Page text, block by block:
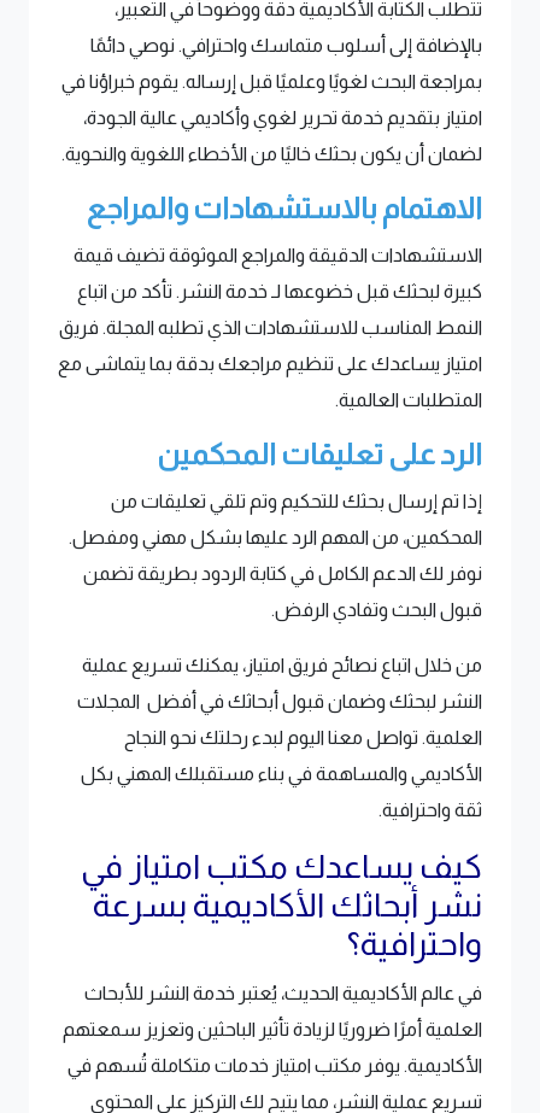
تتطلب الكتابة الأكاديمية دقة ووضوحاً في التعبير،
بالإضافة إلى أسلوب متماسك واحترافي. نوصي دائمًا
بمراجعة البحث لغويًا وعلميًا قبل إرساله. يقوم خبراؤنا في
امتياز بتقديم خدمة تحرير لغوي وأكاديمي عالية الجودة،
لضمان أن يكون بحثك خاليًا من الأخطاء اللغوية والنحوية.
الاهتمام بالاستشهادات والمراجع
الاستشهادات الدقيقة والمراجع الموثوقة تضيف قيمة
كبيرة لبحثك قبل خضوعها لـ خدمة النشر. تأكد من اتباع
النمط المناسب للاستشهادات الذي تطلبه المجلة. فريق
امتياز يساعدك على تنظيم مراجعك بدقة بما يتماشى مع
المتطلبات العالمية.
الرد على تعليقات المحكمين
إذا تم إرسال بحثك للتحكيم وتم تلقي تعليقات من
المحكمين، من المهم الرد عليها بشكل مهني ومفصل.
نوفر لك الدعم الكامل في كتابة الردود بطريقة تضمن
قبول البحث وتفادي الرفض.
من خلال اتباع نصائح فريق امتياز، يمكنك تسريع عملية
النشر لبحثك وضمان قبول أبحاثك في أفضل المجلات
العلمية. تواصل معنا اليوم لبدء رحلتك نحو النجاح
الأكاديمي والمساهمة في بناء مستقبلك المهني بكل
ثقة واحترافية.
كيف يساعدك مكتب امتياز في
نشر أبحاثك الأكاديمية بسرعة
واحترافية؟
في عالم الأكاديمية الحديث، يُعتبر خدمة النشر للأبحاث
العلمية أمرًا ضروريًا لزيادة تأثير الباحثين وتعزيز سمعتهم
الأكاديمية. يوفر مكتب امتياز خدمات متكاملة تُسهم في
تسريع عملية النشر، مما يتيح لك التركيز على المحتوى